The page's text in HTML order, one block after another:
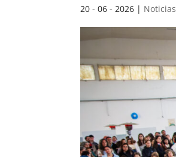
20 - 06 - 2026 | Noticias